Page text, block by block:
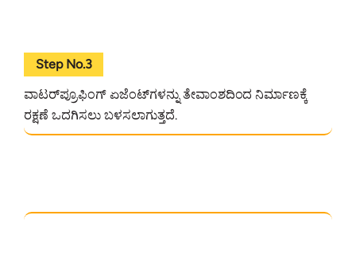
Step No.3
ವಾಟರ್‌ಪ್ರೂಫಿಂಗ್‌ ಏಜೆಂಟ್‌ಗಳನ್ನು ತೇವಾಂಶದಿಂದ ನಿರ್ಮಾಣಕ್ಕೆ
ರಕ್ಷಣೆ ಒದಗಿಸಲು ಬಳಸಲಾಗುತ್ತದೆ.